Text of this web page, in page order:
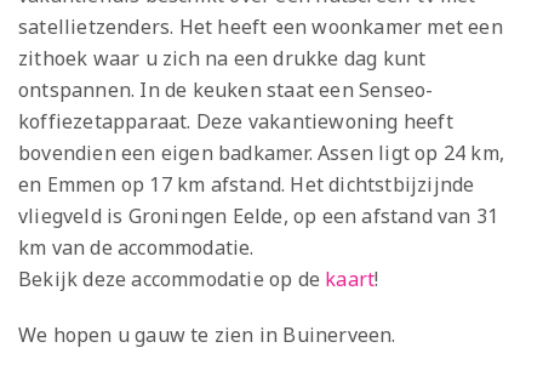
satellietzenders. Het heeft een woonkamer met een
zithoek waar u zich na een drukke dag kunt
ontspannen. In de keuken staat een Senseo-
koffiezetapparaat. Deze vakantiewoning heeft
bovendien een eigen badkamer. Assen ligt op 24 km,
en Emmen op 17 km afstand. Het dichtstbijzijnde
vliegveld is Groningen Eelde, op een afstand van 31
km van de accommodatie.
Bekijk deze accommodatie op de kaart!
We hopen u gauw te zien in Buinerveen.